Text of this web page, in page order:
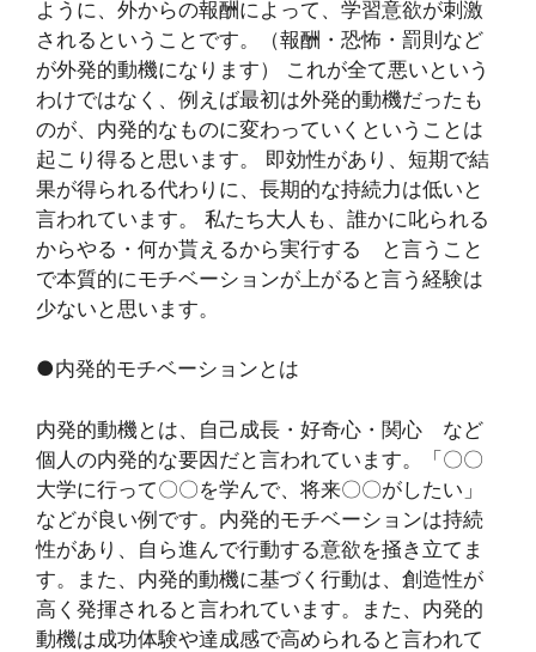
ように、外からの報酬によって、学習意欲が刺激
されるということです。（報酬・恐怖・罰則など
が外発的動機になります） これが全て悪いという
わけではなく、例えば最初は外発的動機だったも
のが、内発的なものに変わっていくということは
起こり得ると思います。 即効性があり、短期で結
果が得られる代わりに、長期的な持続力は低いと
言われています。 私たち大人も、誰かに叱られる
からやる・何か貰えるから実行する と言うこと
で本質的にモチベーションが上がると言う経験は
少ないと思います。
●内発的モチベーションとは
内発的動機とは、自己成長・好奇心・関心 など
個人の内発的な要因だと言われています。「〇〇
大学に行って〇〇を学んで、将来〇〇がしたい」
などが良い例です。内発的モチベーションは持続
性があり、自ら進んで行動する意欲を掻き立てま
す。また、内発的動機に基づく行動は、創造性が
高く発揮されると言われています。また、内発的
動機は成功体験や達成感で高められると言われて